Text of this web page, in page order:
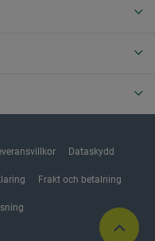
Dataskydd
Frakt och betalning